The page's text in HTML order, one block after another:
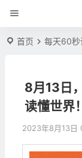
首页 每天60秒
8月13日
读懂世界！
2023年8月13日